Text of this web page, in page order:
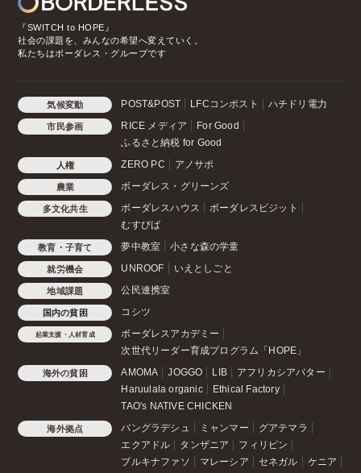
『SWITCH to HOPE』
社会の課題を、みんなの希望へ変えていく。
私たちはボーダレス・グループです
気候変動 POST&POST LFCコンポスト ハチドリ電力
市民参画 RICE メディア
For Good
ふるさと納税 for Good
人権 ZERO PC アノサポ
農業 ボーダレス・グリーンズ
多文化共生 ボーダレスハウス
ボーダレスビジット
むすびば
教育・子育て 夢中教室 小さな森の学童
就労機会 UNROOF いえとしごと
地域課題 公民連携室
国内の貧困 コシツ
起業支援・人材育成
ボーダレスアカデミー
次世代リーダー育成プログラム「HOPE」
海外の貧困 AMOMA JOGGO LIB
アフリカシアバター
Haruulala organic
Ethical Factory
TAO's NATIVE CHICKEN
海外拠点 バングラデシュ ミャンマー
グアテマラ
エクアドル
タンザニア
フィリピン
ブルキナファソ
マレーシア セネガル ケニア